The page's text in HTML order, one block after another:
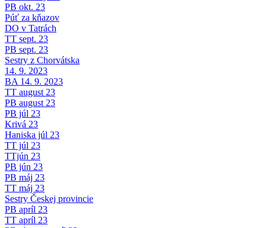
PB okt. 23
Púť za kňazov
DO v Tatrách
TT sept. 23
PB sept. 23
Sestry z Chorvátska
14. 9. 2023
BA 14. 9. 2023
TT august 23
PB august 23
PB júl 23
Krivá 23
Haniska júl 23
TT júl 23
TTjún 23
PB jún 23
PB máj 23
TT máj 23
Sestry Českej provincie
PB apríl 23
TT apríl 23